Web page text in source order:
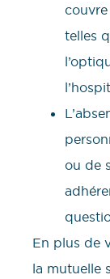
telles
ou de
En plus de
la mutuelle